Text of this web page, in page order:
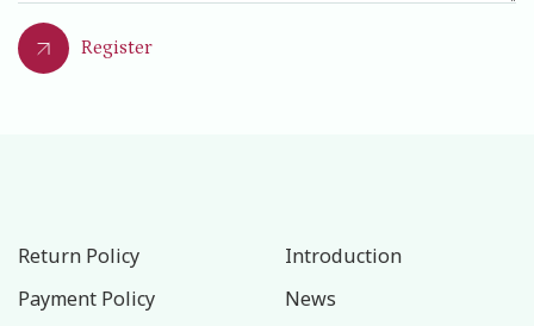
Register
Return Policy
Payment Policy
Introduction
News